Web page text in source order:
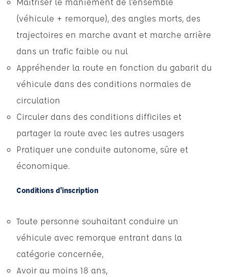
(véhicule + remorque), des angles morts, des
trajectoires en marche avant et marche arrière
dans un trafic faible ou nul
Appréhender la route en fonction du gabarit du
véhicule dans des conditions normales de
circulation
Circuler dans des conditions difficiles et
partager la route avec les autres usagers
Pratiquer une conduite autonome, sûre et
économique.
Conditions d'inscription
Toute personne souhaitant conduire un
véhicule avec remorque entrant dans la
catégorie concernée,
Avoir au moins 18 ans,